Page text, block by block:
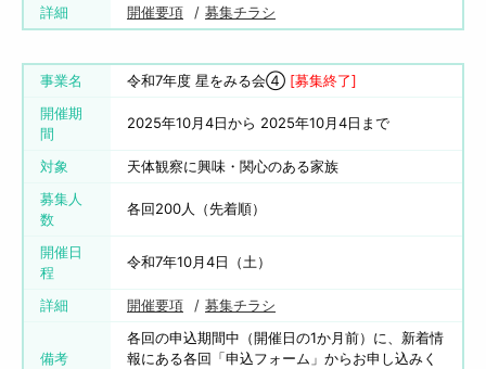
詳細 開催要項 募集チラシ
事業名 令和7年度 星をみる会④ [募集終了]
開催期
間
2025年10月4日から 2025年10月4日まで
対象
天体観察に興味・関心のある家族
募集人
数
各回200人（先着順）
開催日
程
令和7年10月4日（土）
詳細 開催要項 募集チラシ
備考
各回の申込期間中（開催日の1か月前）に、新着情
報にある各回「申込フォーム」からお申し込みく